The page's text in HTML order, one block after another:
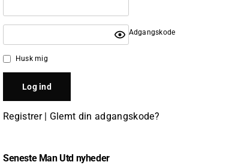
Adgangskode
Husk mig
Registrer| Glemt din adgangskode?
Seneste Man Utd nyheder